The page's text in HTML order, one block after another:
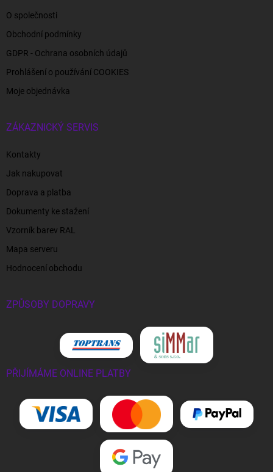
O společnosti
Obchodní podmínky
GDPR - Ochrana osobních údajů
Prohlášení o používání COOKIES
Moje objednávka
ZÁKAZNICKÝ SERVIS
Kontakty
Jak nakupovat
Doprava a platba
Dokumenty ke stažení
Vzorník barev RAL
Mapa serveru
Hodnocení obchodu
ZPŮSOBY DOPRAVY
PŘIJÍMÁME ONLINE PLATBY